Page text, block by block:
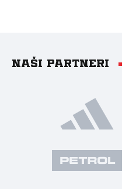
Naši partneri